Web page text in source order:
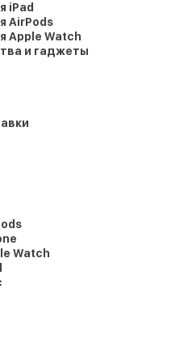
iPad
AirPods
Apple Watch
и гаджеты
Watch